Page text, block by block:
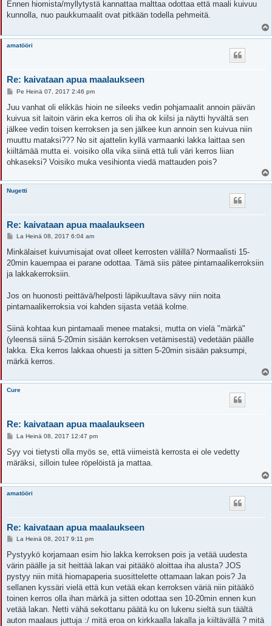
e
t
Ennen hiomista/myllytystä kannattaa malttaa odottaa että maali kuivuu
kunnolla, nuo paukkumaalit ovat pitkään todella pehmeitä.
l
amatööri
Re: kaivataan apua maalaukseen
V
e
t
i
Pe Heinä 07, 2017 2:46 pm
Juu vanhat oli elikkäs hioin ne sileeks vedin pohjamaalit annoin päivän
kuivua sit laitoin värin eka kerros oli iha ok kiilsi ja näytti hyvältä sen
jälkee vedin toisen kerroksen ja sen jälkee kun annoin sen kuivua niin
muuttu mataksi??? No sit ajattelin kyllä varmaanki lakka laittaa sen
kiiltämää mutta ei. voisiko olla vika siinä että tuli väri kerros liian
ohkaseksi? Voisiko muka vesihionta viedä mattauden pois?
l
Nugetti
Re: kaivataan apua maalaukseen
V
e
t
La Heinä 08, 2017 6:04 am
Minkälaiset kuivumisajat ovat olleet kerrosten välillä? Normaalisti 15-
20min kauempaa ei parane odottaa. Tämä siis pätee pintamaalikerroksiin
ja lakkakerroksiin.
Jos on huonosti peittävä/helposti läpikuultava sävy niin noita
pintamaalikerroksia voi kahden sijasta vetää kolme.
Siinä kohtaa kun pintamaali menee mataksi, mutta on vielä "märkä"
(yleensä siinä 5-20min sisään kerroksen vetämisestä) vedetään päälle
lakka. Eka kerros lakkaa ohuesti ja sitten 5-20min sisään paksumpi,
märkä kerros.
l
Cure
Re: kaivataan apua maalaukseen
V
e
s
t
La Heinä 08, 2017 12:47 pm
Syy voi tietysti olla myös se, että viimeistä kerrosta ei ole vedetty
märäksi, silloin tulee röpelöistä ja mattaa.
l
amatööri
Re: kaivataan apua maalaukseen
V
e
s
t
i
La Heinä 08, 2017 9:11 pm
Pystyykö korjamaan esim hio lakka kerroksen pois ja vetää uudesta
värin päälle ja sit heittää lakan vai pitääkö aloittaa iha alusta? JOS
pystyy niin mitä hiomapaperia suosittelette ottamaan lakan pois? Ja
sellanen kyssäri vielä että kun vetää ekan kerroksen väriä niin pitääkö
toinen kerros olla ihan märkä ja sitten odottaa sen 10-20min ennen kun
vetää lakan. Netti vähä sekottanu päätä ku on lukenu sieltä sun täältä
auton maalaus juttuja :/ mitä eroa on kirkkaalla lakalla ja kiiltävällä ? mitä